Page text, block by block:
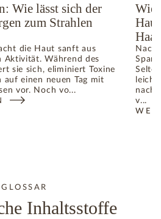
IHR GLEICHGEWICHT
Wie lässt sich der
zum Strahlen
die Haut sanft aus
Aktivität. Während des
sie sich, eliminiert Toxine
auf einen neuen Tag mit
vor. Noch vo...
WIE LÄSST SICH DER TEINT
Wie
Nach
nach
v...
: WIE
GLOSSAR
Inhaltsstoffe